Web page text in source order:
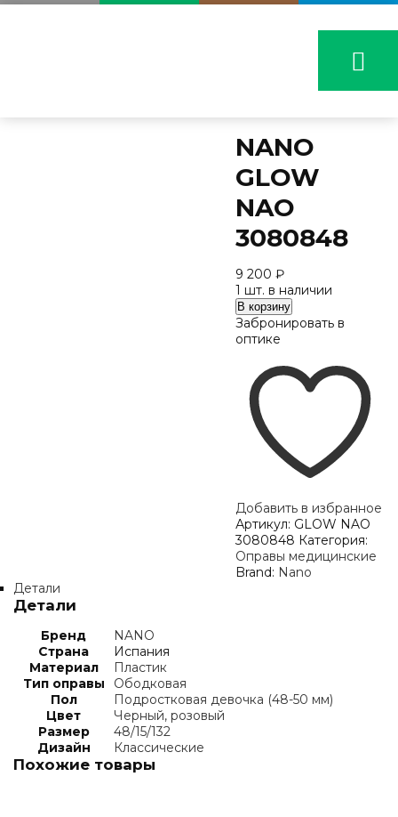
NANO
GLOW
NAO
3080848
9 200 ₽
1 шт. в наличии
Количество
NANO
GLOW
3080848
В корзину
Забронировать в
оптике
Добавить в избранное
Артикул: GLOW NAO
3080848 Категория:
Оправы медицинские
Brand: Nano
Детали
Детали
Бренд
NANO
Страна
Испания
Материал
Пластик
Тип оправы
Ободковая
Пол
Подростковая девочка (48-50 мм)
Цвет
Черный, розовый
Размер
48/15/132
Дизайн
Классические
Похожие товары